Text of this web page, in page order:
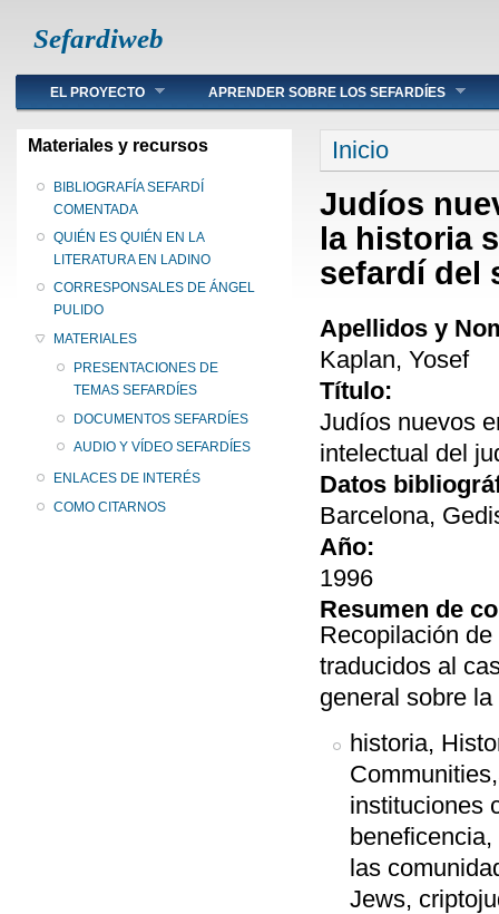
Sefardiweb
Main menu
EL PROYECTO APRENDER SOBRE LOS SEFARDÍES
Materiales y recursos
BIBLIOGRAFÍA SEFARDÍ
COMENTADA
QUIÉN ES QUIÉN EN LA
LITERATURA EN LADINO
CORRESPONSALES DE ÁNGEL
PULIDO
MATERIALES
PRESENTACIONES DE
TEMAS SEFARDÍES
DOCUMENTOS SEFARDÍES
AUDIO Y VÍDEO SEFARDÍES
ENLACES DE INTERÉS
COMO CITARNOS
Se encuentra
Inicio
Judíos
la historia
sefardí del
Apellidos y
Kaplan, Yosef
Título:
Judíos nuevos
intelectual del
Datos
Barcelona,
Año:
1996
Resumen de
Recopilación
traducidos al
general sobre
historia,
instituciones
las
Jews,